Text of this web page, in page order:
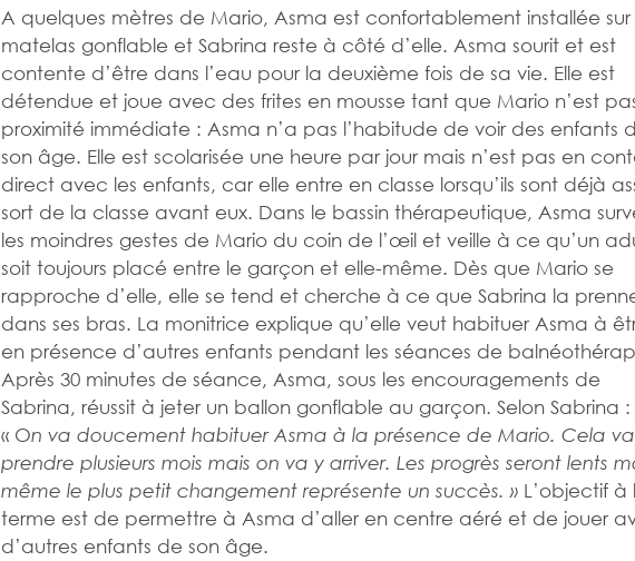
A quelques mètres de Mario, Asma est confortablement installée sur
matelas gonflable et Sabrina reste à côté d’elle. Asma sourit et est
contente d’être dans l’eau pour la deuxième fois de sa vie. Elle est
détendue et joue avec des frites en mousse tant que Mario n’est
proximité immédiate : Asma n’a pas l’habitude de voir des enfants
son âge. Elle est scolarisée une heure par jour mais n’est pas en
direct avec les enfants, car elle entre en classe lorsqu’ils sont déjà
sort de la classe avant eux. Dans le bassin thérapeutique, Asma
les moindres gestes de Mario du coin de l’œil et veille à ce qu’un
soit toujours placé entre le garçon et elle-même. Dès que Mario se
rapproche d’elle, elle se tend et cherche à ce que Sabrina la
dans ses bras. La monitrice explique qu’elle veut habituer Asma à
en présence d’autres enfants pendant les séances de
Après 30 minutes de séance, Asma, sous les encouragements de
Sabrina, réussit à jeter un ballon gonflable au garçon. Selon Sabrina :
« On va doucement habituer Asma à la présence de Mario. Cela va
prendre plusieurs mois mais on va y arriver. Les progrès seront lents
même le plus petit changement représente un succès. »L’objectif à
terme est de permettre à Asma d’aller en centre aéré et de jouer
d’autres enfants de son âge.